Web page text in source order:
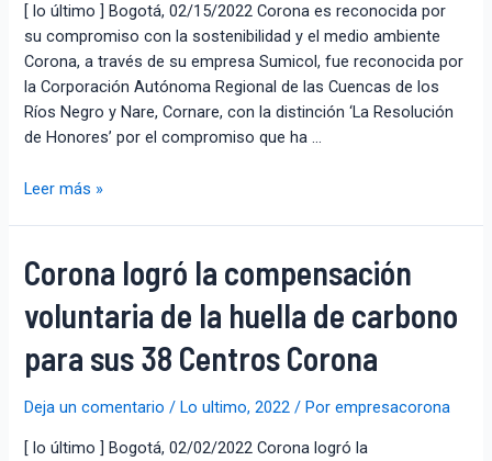
[ lo último ] Bogotá, 02/15/2022 Corona es reconocida por
su compromiso con la sostenibilidad y el medio ambiente
Corona, a través de su empresa Sumicol, fue reconocida por
la Corporación Autónoma Regional de las Cuencas de los
Ríos Negro y Nare, Cornare, con la distinción ‘La Resolución
de Honores’ por el compromiso que ha …
Leer más »
Corona logró la compensación
voluntaria de la huella de carbono
para sus 38 Centros Corona
Deja un comentario / Lo ultimo,2022 / Porempresacorona
[ lo último ] Bogotá, 02/02/2022 Corona logró la